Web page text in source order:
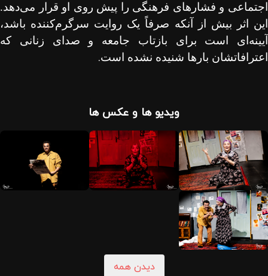
اجتماعی و فشارهای فرهنگی را پیش روی او قرار می‌دهد.
این اثر بیش از آنکه صرفاً یک روایت سرگرم‌کننده باشد،
آیینه‌ای است برای بازتاب جامعه و صدای زنانی که
اعترافاتشان بارها شنیده نشده است.
ویدیو ها و عکس ها
دیدن همه